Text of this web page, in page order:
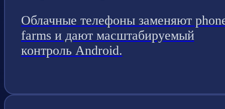
Облачные телефоны заменяют
farms и дают масштабируемый
контроль Android.